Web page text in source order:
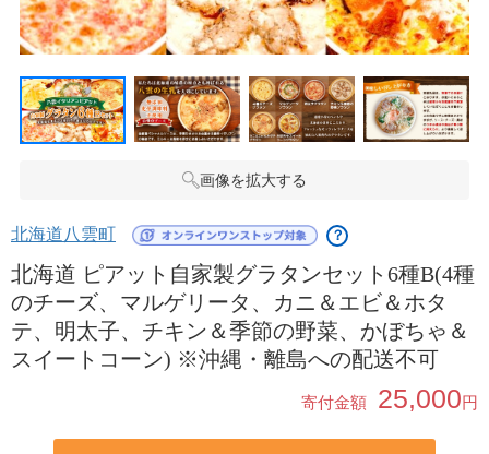
画像を拡大する
北海道八雲町 ？
北海道 ピアット自家製グラタンセット6種B(4種
のチーズ、マルゲリータ、カニ＆エビ＆ホタ
テ、明太子、チキン＆季節の野菜、かぼちゃ＆
スイートコーン) ※沖縄・離島への配送不可
寄付金額 25,000円